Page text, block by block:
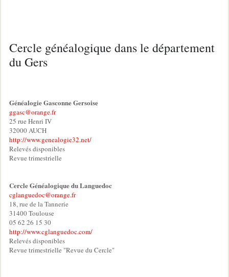
Cercle généalogique dans le département
du Gers
Généalogie Gasconne Gersoise
ggasc@orange.fr
25 rue Henri IV
32000 AUCH
http://www.genealogie32.net/
Relevés disponibles
Revue trimestrielle
Cercle Généalogique du Languedoc
cglanguedoc@orange.fr
18, rue de la Tannerie
31400 Toulouse
05 62 26 15 30
http://www.cglanguedoc.com/
Relevés disponibles
Revue trimestrielle "Revue du Cercle"